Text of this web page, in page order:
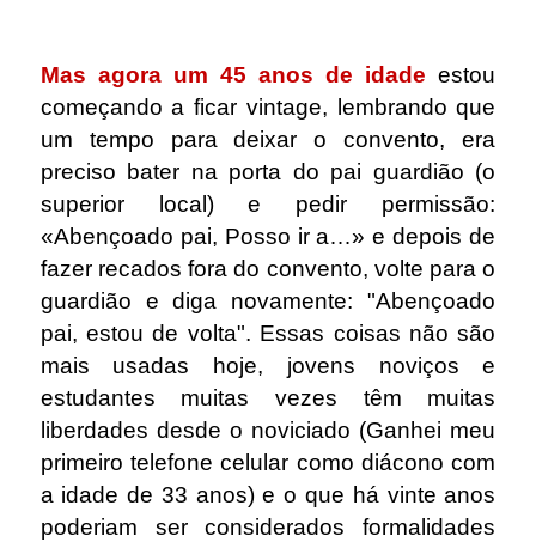
Mas agora um 45 anos de idade estou
começando a ficar vintage, lembrando que
um tempo para deixar o convento, era
preciso bater na porta do pai guardião (o
superior local) e pedir permissão:
«Abençoado pai, Posso ir a…» e depois de
fazer recados fora do convento, volte para o
guardião e diga novamente: "Abençoado
pai, estou de volta". Essas coisas não são
mais usadas hoje, jovens noviços e
estudantes muitas vezes têm muitas
liberdades desde o noviciado (Ganhei meu
primeiro telefone celular como diácono com
a idade de 33 anos) e o que há vinte anos
poderiam ser considerados formalidades